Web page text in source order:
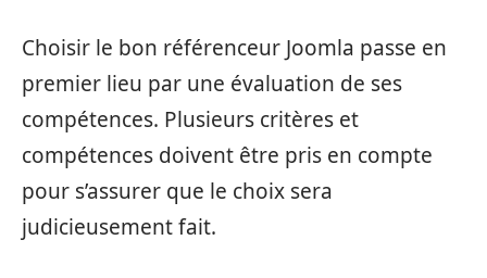
Choisir le bon référenceur Joomla passe en
premier lieu par une évaluation de ses
compétences. Plusieurs critères et
compétences doivent être pris en compte
pour s’assurer que le choix sera
judicieusement fait.